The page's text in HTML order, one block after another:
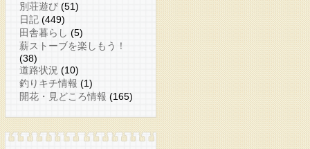
別荘遊び (51)
日記 (449)
田舎暮らし (5)
薪ストーブを楽しもう！
(38)
道路状況 (10)
釣りキチ情報 (1)
開花・見どころ情報 (165)